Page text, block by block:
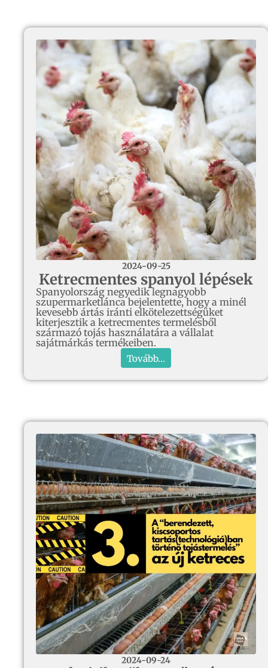
2024-09-25
Ketrecmentes spanyol lépések
Spanyolország negyedik legnagyobb
szupermarketlánca bejelentette, hogy a minél
kevesebb ártás iránti elkötelezettségüket
kiterjesztik a ketrecmentes termelésből
származó tojás használatára a vállalat
sajátmárkás termékeiben.
Tovább...
2024-09-24